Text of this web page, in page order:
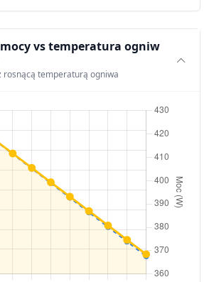
vs temperatura ogniw
rosnącą temperaturą ogniwa